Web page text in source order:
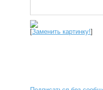
[Заменить картинку!]